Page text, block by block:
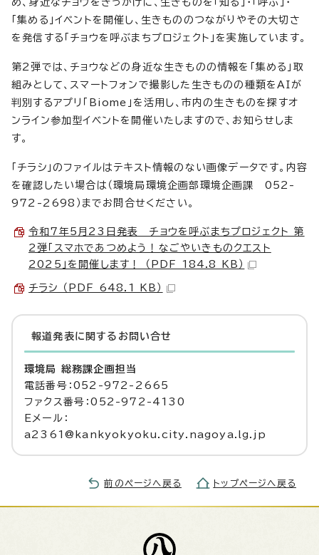
め、身近なチョウをきっかけに、生きものを「知る」・「呼ぶ」・
「集める」イベントを開催し、生きもののつながりやその大切さ
を発信する「チョウを呼ぶまちプロジェクト」を実施しています。
第2弾では、チョウなどの身近な生きものの情報を「集める」取
組みとして、スマートフォンで撮影した生きものの種類をAIが
判別するアプリ「Biome」を活用し、市内の生きものを探すオ
ンライン参加型イベントを開催いたしますので、お知らせしま
す。
「チラシ」のファイルはテキスト情報のない画像データです。内容
を確認したい場合は（環境局環境企画部環境企画課 052-
972-2698）までお問合せください。
令和7年5月23日発表 チョウを呼ぶまちプロジェクト 第
2弾「スマホであつめよう！なごやいきものクエスト
2025」を開催します！ （PDF 184.8 KB）
チラシ （PDF 648.1 KB）
報道発表に関するお問い合せ
環境局 総務課企画担当
電話番号：052-972-2665
ファクス番号：052-972-4130
Eメール：
a2361@kankyokyoku.city.nagoya.lg.jp
前のページへ戻る トップページへ戻る